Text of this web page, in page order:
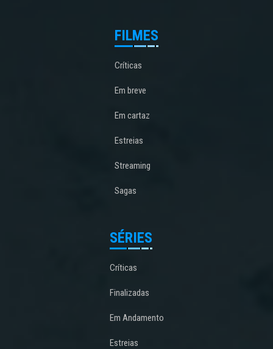
FILMES
Críticas
Em breve
Em cartaz
Estreias
Streaming
Sagas
SÉRIES
Críticas
Finalizadas
Em Andamento
Estreias